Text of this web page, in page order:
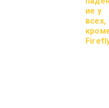
ие у
всех,